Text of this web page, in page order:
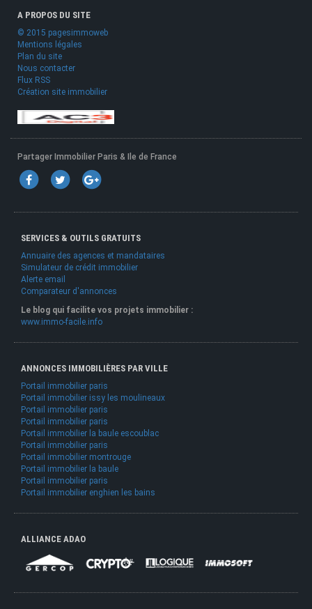
A PROPOS DU SITE
© 2015 pagesimmoweb
Mentions légales
Plan du site
Nous contacter
Flux RSS
Création site immobilier
Partager Immobilier Paris & Ile de France
SERVICES & OUTILS GRATUITS
Annuaire des agences et mandataires
Simulateur de crédit immobilier
Alerte email
Comparateur d'annonces
Le blog qui facilite vos projets immobilier :
www.immo-facile.info
ANNONCES IMMOBILIÈRES PAR VILLE
Portail immobilier paris
Portail immobilier issy les moulineaux
Portail immobilier paris
Portail immobilier paris
Portail immobilier la baule escoublac
Portail immobilier paris
Portail immobilier montrouge
Portail immobilier la baule
Portail immobilier paris
Portail immobilier enghien les bains
ALLIANCE ADAO